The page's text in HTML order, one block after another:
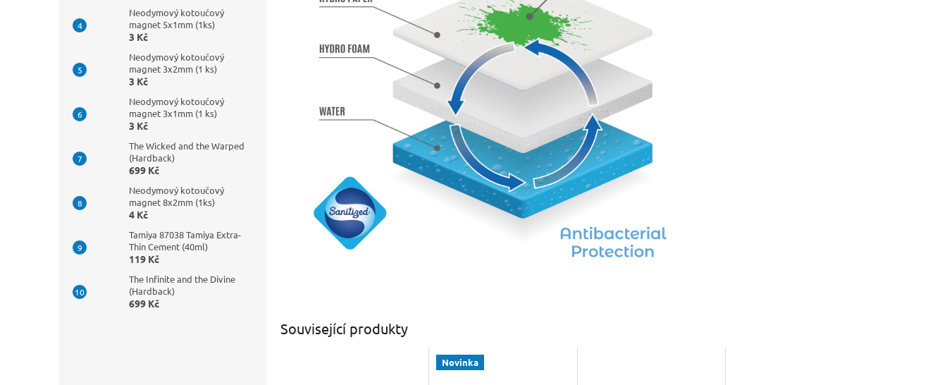
Neodymový kotoučový
magnet 5x1mm (1ks)
3 Kč
Neodymový kotoučový
magnet 3x2mm (1 ks)
3 Kč
Neodymový kotoučový
magnet 3x1mm (1 ks)
3 Kč
The Wicked and the Warped
(Hardback)
699 Kč
Neodymový kotoučový
magnet 8x2mm (1ks)
4 Kč
Tamiya 87038 Tamiya Extra-
Thin Cement (40ml)
119 Kč
The Infinite and the Divine
(Hardback)
699 Kč
Související produkty
Novinka